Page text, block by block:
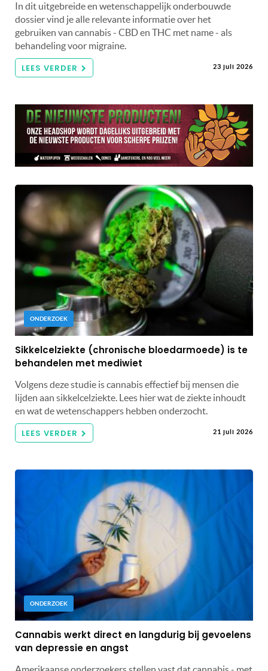
In dit uitgebreide en wetenschappelijk onderbouwde
dossier vind je alle relevante informatie over het
gebruiken van cannabis - CBD en THC met name - als
behandeling voor migraine.
LEES VERDER 23 juli 2026
ONDERZOEK
Sikkelcelziekte (chronische bloedarmoede) is te
behandelen met mediwiet
Volgens deze studie is cannabis effectief bij mensen die
lijden aan sikkelcelziekte. Lees hier wat de ziekte inhoudt
en wat de wetenschappers hebben onderzocht.
LEES VERDER 21 juli 2026
ONDERZOEK
Cannabis werkt direct en langdurig bij gevoelens
van depressie en angst